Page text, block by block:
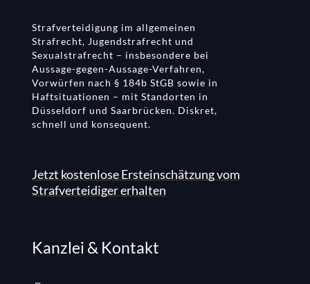
Strafverteidigung im allgemeinen
Strafrecht, Jugendstrafrecht und
Sexualstrafrecht – insbesondere bei
Aussage-gegen-Aussage-Verfahren,
Vorwürfen nach § 184b StGB sowie in
Haftsituationen – mit Standorten in
Düsseldorf und Saarbrücken. Diskret,
schnell und konsequent.
Jetzt kostenlose Ersteinschätzung vom
Strafverteidiger erhalten
Kanzlei & Kontakt